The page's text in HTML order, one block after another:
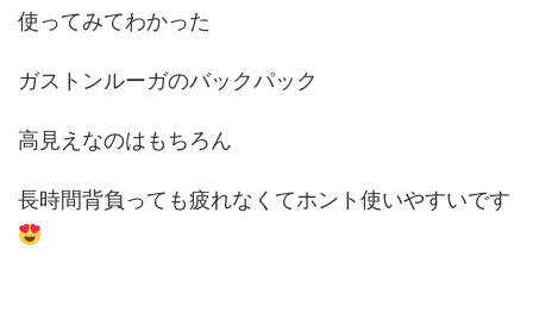
使ってみてわかった
ガストンルーガのバックパック
高見えなのはもちろん
長時間背負っても疲れなくてホント使いやすいです